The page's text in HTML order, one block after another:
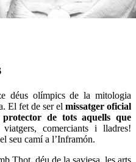
déus olímpics de la mitologia
El fet de ser el missatger oficial
protector de tots aquells que
viatgers, comerciants i lladres!
seu camí a l’Inframón.
Thot, déu de la saviesa, les arts